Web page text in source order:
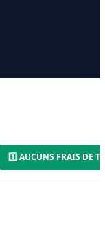
1️⃣ AUCUNS FRAIS DE